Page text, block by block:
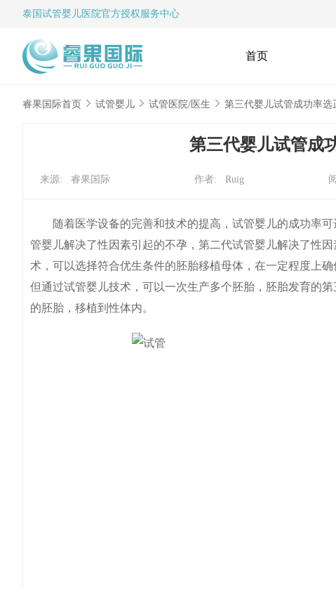
泰国试管婴儿 医院官方授权服务中心
首页
睿果国际首页 试管婴儿 试管医院/医生 第三代婴儿试管成功率选
第三代婴儿试管成
来源: 睿果国际 作者: Ruig
随着医学设备的完善和技术的提高，试管婴儿的成功率可
管婴儿解决了性因素引起的不孕，第二代试管婴儿解决了性
术，可以选择符合优生条件的胚胎移植母体，在一定程度上
但通过试管婴儿技术，可以一次生产多个胚胎，胚胎发育的
的胚胎，移植到性体内。